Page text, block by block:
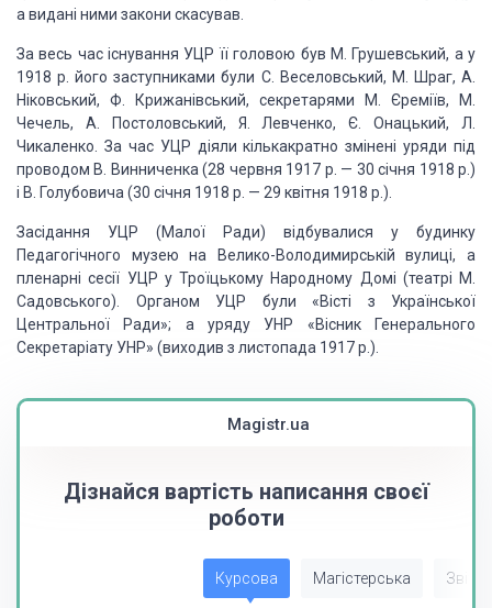
а видані ними закони скасував.
За весь час існування УЦР її головою був М. Грушевський, а у
1918 р. його заступниками були С. Веселовський, М. Шраг, А.
Ніковський, Ф.
Крижанівський, секретарями М. Єреміїв, М.
Чечель, А. Постоловський, Я.
Левченко, Є. Онацький, Л.
Чикаленко. За час УЦР діяли кількакратно змінені уряди під
проводом В. Винниченка (28 червня 1917 р. — 30 січня 1918 р.)
і В. Голубовича (30 січня 1918 р. — 29 квітня 1918 р.).
Засідання УЦР (Малої Ради) відбувалися у будинку
Педагогічного музею на Велико-Володимирській вулиці, а
пленарні сесії УЦР уТроїцькому Народному Домі (театрі М.
Садовського). Органом УЦР були «Вісті з Української
Центральної Ради»; а уряду УНР «Вісник Генерального
Секретаріату УНР» (виходив з листопада 1917 р.).
Magistr.ua
Дізнайся вартість написання своєї
роботи
Курсова Магістерська Звіт